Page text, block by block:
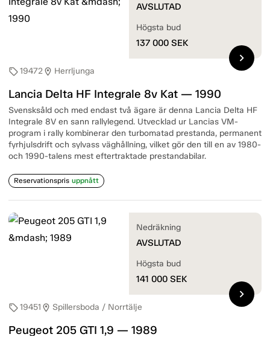
sell19472location_on Herrljunga
Lancia Delta HF Integrale 8v Kat — 1990
Svensksåld och med endast två ägare är denna Lancia Delta HF
Integrale 8V en sann rallylegend. Utvecklad ur Lancias VM-
program i rally kombinerar den turbomatad prestanda, permanent
fyrhjulsdrift och sylvass väghållning, vilket gör den till en av 1980-
och 1990-talens mest eftertraktade prestandabilar.
Reservationspris uppnått
AVSLUTAD
Högsta bud
137 000 SEK
chevron_right
sell19451 location_on Spillersboda / Norrtälje
Peugeot 205 GTI 1,9 — 1989
Nedräkning
AVSLUTAD
Högsta bud
141 000 SEK
chevron_right